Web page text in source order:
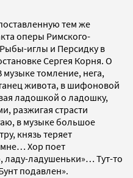
тем же
оперы Римского-
иглы и Персидку в
Сергея Корня. О
музыке томление, нега,
живота, в шифоновой
ладошкой о ладошку,
разжигая страсти
в музыке большое
князь теряет
мне… Хор поет
ладушеньки»… Тут-то
подавлен».